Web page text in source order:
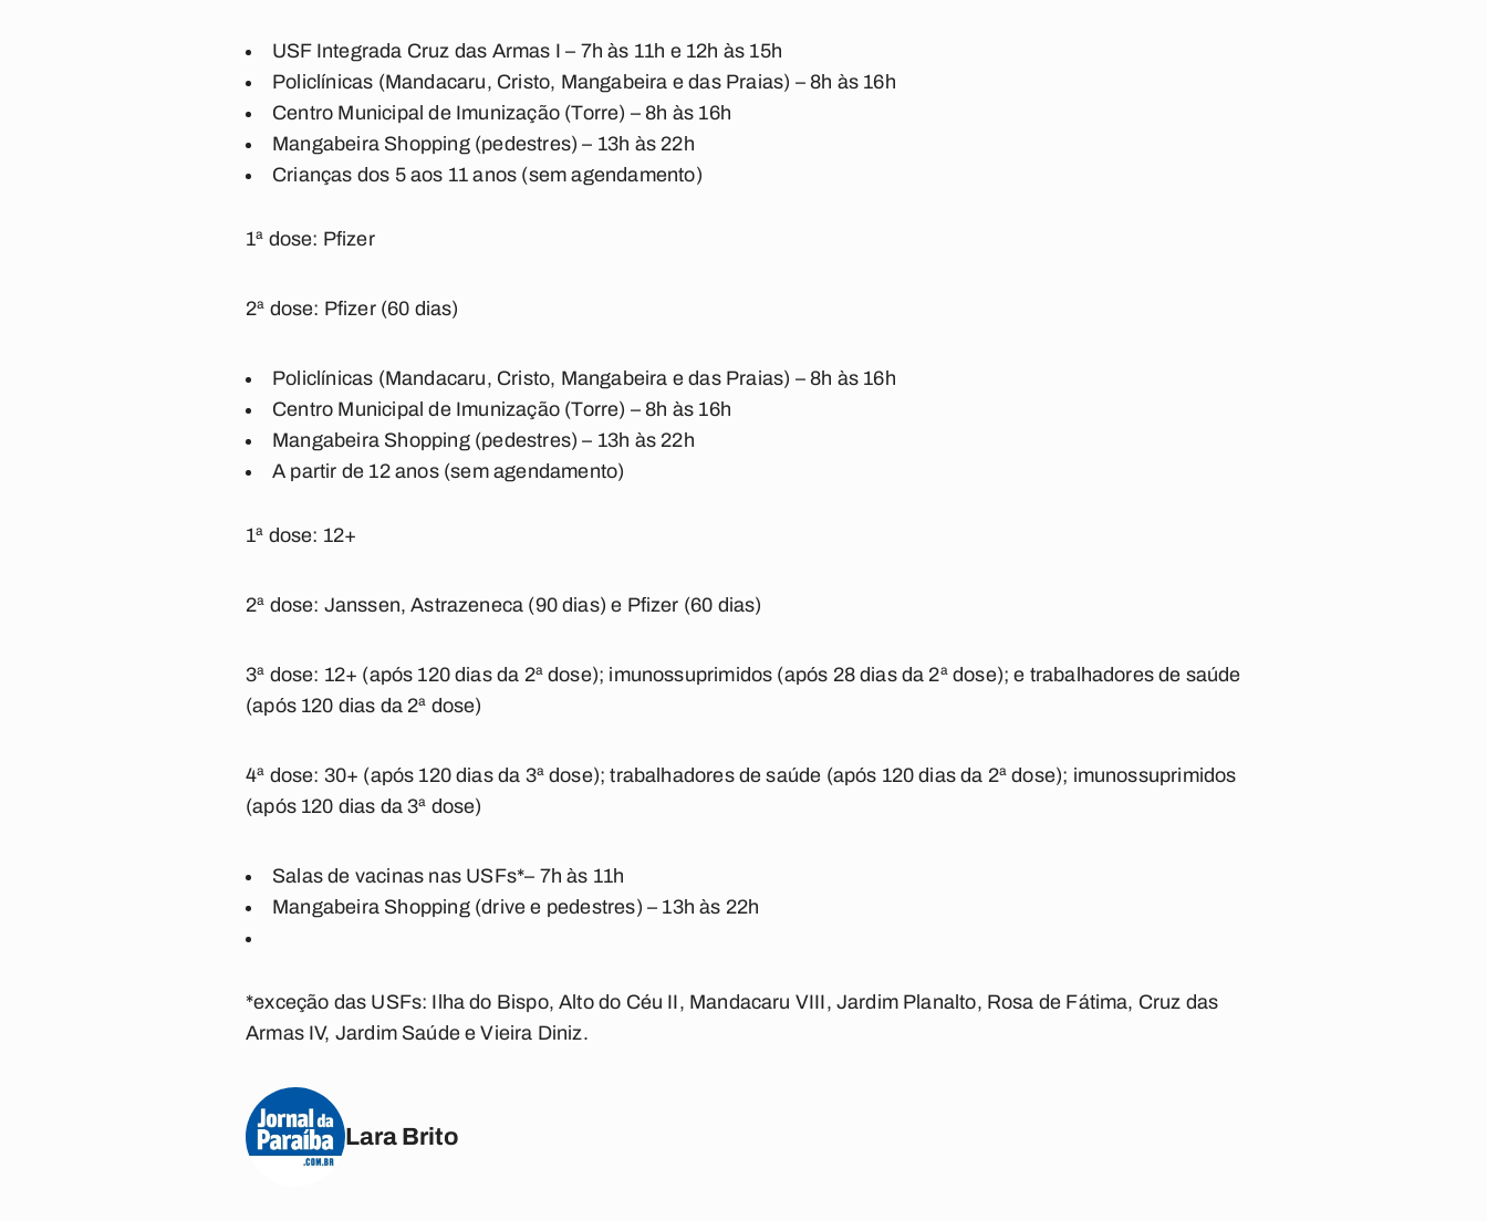
USF Integrada Cruz das Armas I – 7h às 11h e 12h às 15h
Policlínicas (Mandacaru, Cristo, Mangabeira e das Praias) – 8h às 16h
Centro Municipal de Imunização (Torre) – 8h às 16h
Mangabeira Shopping (pedestres) – 13h às 22h
Crianças dos 5 aos 11 anos (sem agendamento)
1ª dose: Pfizer
2ª dose: Pfizer (60 dias)
Policlínicas (Mandacaru, Cristo, Mangabeira e das Praias) – 8h às 16h
Centro Municipal de Imunização (Torre) – 8h às 16h
Mangabeira Shopping (pedestres) – 13h às 22h
A partir de 12 anos (sem agendamento)
1ª dose: 12+
2ª dose: Janssen, Astrazeneca (90 dias) e Pfizer (60 dias)
3ª dose: 12+ (após 120 dias da 2ª dose); imunossuprimidos (após 28 dias da 2ª dose); e trabalhadores de saúde
(após 120 dias da 2ª dose)
4ª dose: 30+ (após 120 dias da 3ª dose); trabalhadores de saúde (após 120 dias da 2ª dose); imunossuprimidos
(após 120 dias da 3ª dose)
Salas de vacinas nas USFs*– 7h às 11h
Mangabeira Shopping (drive e pedestres) – 13h às 22h
*exceção das USFs: Ilha do Bispo, Alto do Céu II, Mandacaru VIII, Jardim Planalto, Rosa de Fátima, Cruz das
Armas IV, Jardim Saúde e Vieira Diniz.
Lara Brito